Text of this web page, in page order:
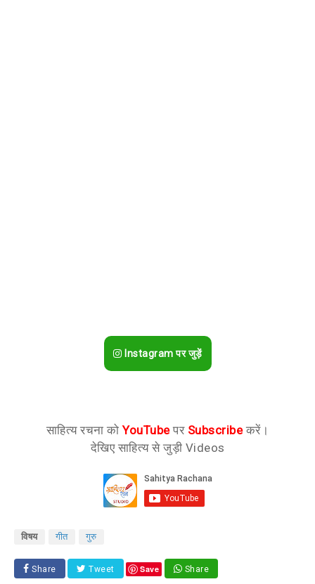
Instagram पर जुड़ें
साहित्य रचना कोYouTubeपर Subscribeकरें।
देखिए साहित्य से जुड़ी Videos
विषय गीत गुरु
Share Tweet Save Share